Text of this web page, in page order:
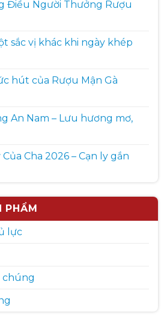
Điều Người Thưởng Rượu
sắc vị khác khi ngày khép
hút của Rượu Mận Gà
An Nam – Lưu hương mơ,
Cha 2026 – Cạn ly gắn
PHẨM
lực
chúng